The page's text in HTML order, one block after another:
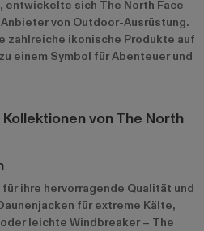
sich The North Face
von Outdoor-Ausrüstung.
zahlreiche ikonische Produkte auf
einem Symbol für Abenteuer und
von The North
ihre hervorragende Qualität und
für extreme Kälte,
leichte Windbreaker – The